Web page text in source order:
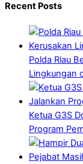
Recent Posts
Polda Riau
Lingkungan
Ketua G3S
Program